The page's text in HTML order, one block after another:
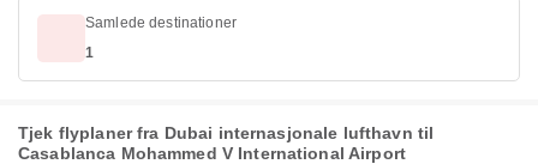
Samlede destinationer
1
Tjek flyplaner fra Dubai internasjonale lufthavn til
Casablanca Mohammed V International Airport